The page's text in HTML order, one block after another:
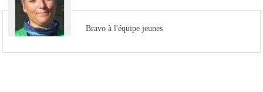
Bravo à l'équipe jeunes